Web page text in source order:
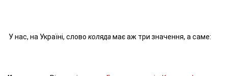
У нас, на Україні, слово колядамає аж три значення, а саме: